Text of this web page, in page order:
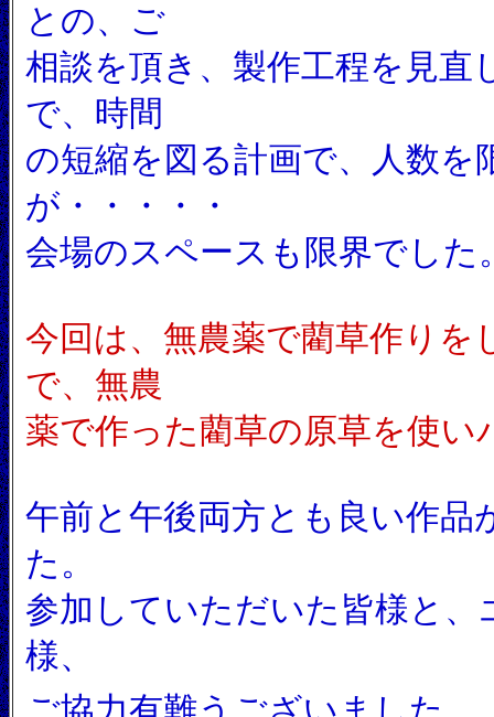
との、ご
相談を頂き、製作工程を見直
で、時間
の短縮を図る計画で、人数
が・・・・・
会場のスペースも限界でした
今回は、無農薬で藺草作りを
で、無農
薬で作った藺草の原草を使
午前と午後両方とも良い作品
た。
参加していただいた皆様と
様、